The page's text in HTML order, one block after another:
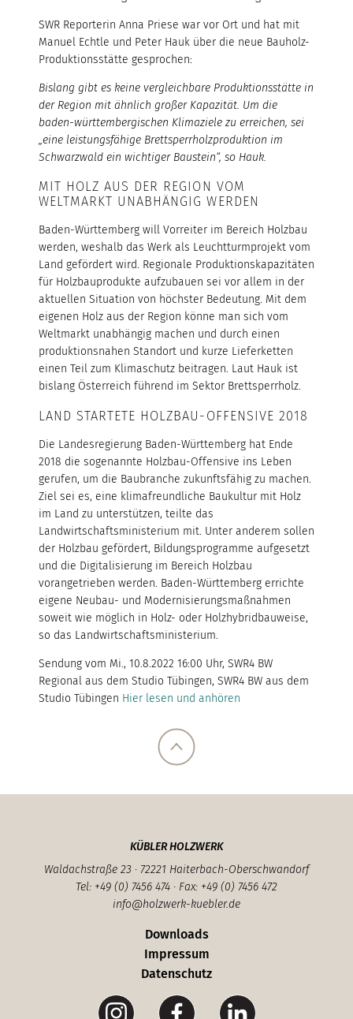
SWR Reporterin Anna Priese war vor Ort und hat mit
Manuel Echtle und Peter Hauk über die neue Bauholz-
Produktionsstätte gesprochen:
Bislang gibt es keine vergleichbare Produktionsstätte in
der Region mit ähnlich großer Kapazität. Um die
baden-württembergischen Klimaziele zu erreichen, sei
„eine leistungsfähige Brettsperrholzproduktion im
Schwarzwald ein wichtiger Baustein“, so Hauk.
MIT HOLZ AUS DER REGION VOM
WELTMARKT UNABHÄNGIG WERDEN
Baden-Württemberg will Vorreiter im Bereich Holzbau
werden, weshalb das Werk als Leuchtturmprojekt vom
Land gefördert wird. Regionale Produktionskapazitäten
für Holzbauprodukte aufzubauen sei vor allem in der
aktuellen Situation von höchster Bedeutung. Mit dem
eigenen Holz aus der Region könne man sich vom
Weltmarkt unabhängig machen und durch einen
produktionsnahen Standort und kurze Lieferketten
einen Teil zum Klimaschutz beitragen. Laut Hauk ist
bislang Österreich führend im Sektor Brettsperrholz.
LAND STARTETE HOLZBAU-OFFENSIVE 2018
Die Landesregierung Baden-Württemberg hat Ende
2018 die sogenannte Holzbau-Offensive ins Leben
gerufen, um die Baubranche zukunftsfähig zu machen.
Ziel sei es, eine klimafreundliche Baukultur mit Holz
im Land zu unterstützen, teilte das
Landwirtschaftsministerium mit. Unter anderem sollen
der Holzbau gefördert, Bildungsprogramme aufgesetzt
und die Digitalisierung im Bereich Holzbau
vorangetrieben werden. Baden-Württemberg errichte
eigene Neubau- und Modernisierungsmaßnahmen
soweit wie möglich in Holz- oder Holzhybridbauweise,
so das Landwirtschaftsministerium.
Sendung vom Mi., 10.8.2022 16:00 Uhr, SWR4 BW
Regional aus dem Studio Tübingen, SWR4 BW aus dem
Studio Tübingen Hier lesen und anhören
KÜBLER HOLZWERK
Waldachstraße 23 · 72221 Haiterbach-Oberschwandorf
Tel: +49 (0) 7456 474 · Fax: +49 (0) 7456 472
info@holzwerk-kuebler.de
Downloads
Impressum
Datenschutz